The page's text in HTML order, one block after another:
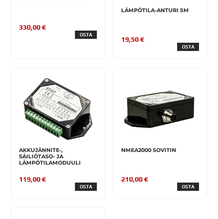
330,00 €
OSTA
LÄMPÖTILA-ANTURI 5M
19,50 €
OSTA
AKKUJÄNNITE-,
SÄILIÖTASO- JA
LÄMPÖTILAMODUULI
119,00 €
OSTA
NMEA2000 SOVITIN
210,00 €
OSTA